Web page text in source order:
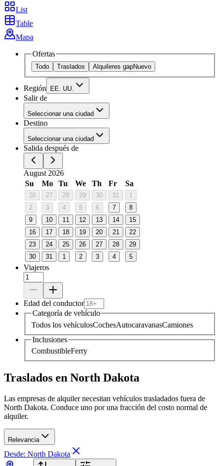
List
Table
Mapa
Ofertas
Todo Traslados Alquileres gapNuevo
Región EE. UU.
Salir de
Seleccionar una ciudad
Destino
Seleccionar una ciudad
Salida después de
August 2026
Su
Mo Tu We Th Fr Sa
26 27 28 29 30 31
1
2
3 4 5 6 7
8
9
10 11 12 13 14
15
16
17 18 19 20 21
22
23
24 25 26 27 28
29
30
31 1 2 3 4 5
Viajeros
Edad del conductor
Categoría de vehículo
Todos los vehículosCochesAutocaravanasCamiones
Inclusiones
CombustibleFerry
Traslados en North Dakota
Las empresas de alquiler necesitan vehículos trasladados fuera de
North Dakota. Conduce uno por una fracción del costo normal de
alquiler.
Relevancia
Desde: North Dakota